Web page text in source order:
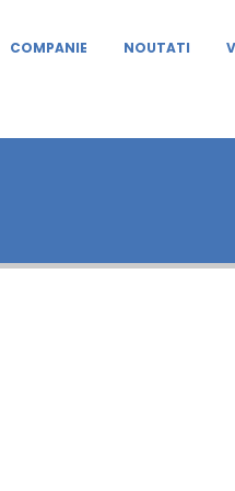
COMPANIE NOUTATI